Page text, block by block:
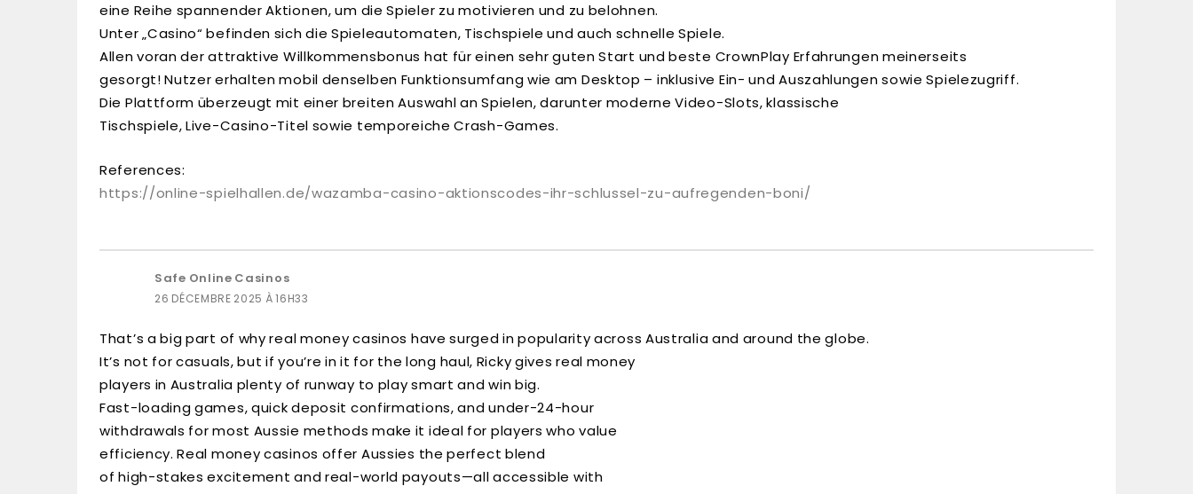
eine Reihe spannender Aktionen, um die Spieler zu motivieren und zu belohnen.
Unter „Casino“ befinden sich die Spieleautomaten, Tischspiele und auch schnelle Spiele.
Allen voran der attraktive Willkommensbonus hat für einen sehr guten Start und beste CrownPlay Erfahrungen meinerseits
gesorgt! Nutzer erhalten mobil denselben Funktionsumfang wie am Desktop – inklusive Ein- und Auszahlungen sowie Spielezugriff.
Die Plattform überzeugt mit einer breiten Auswahl an Spielen, darunter moderne Video-Slots, klassische
Tischspiele, Live-Casino-Titel sowie temporeiche Crash-Games.
References:
https://online-spielhallen.de/wazamba-casino-aktionscodes-ihr-schlussel-zu-aufregenden-boni/
Safe Online Casinos
26 DÉCEMBRE 2025 À 16H33
That’s a big part of why real money casinos have surged in popularity across Australia and around the globe.
It’s not for casuals, but if you’re in it for the long haul, Ricky gives real money
players in Australia plenty of runway to play smart and win big.
Fast-loading games, quick deposit confirmations, and under-24-hour
withdrawals for most Aussie methods make it ideal for players who value
efficiency. Real money casinos offer Aussies the perfect blend
of high-stakes excitement and real-world payouts—all accessible with